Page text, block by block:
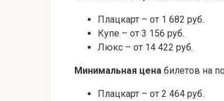
Плацкарт – от 1 682 руб.
Купе – от 3 156 руб.
Люкс – от 14 422 руб.
Минимальная цена билетов на
Плацкарт – от 2 464 руб.